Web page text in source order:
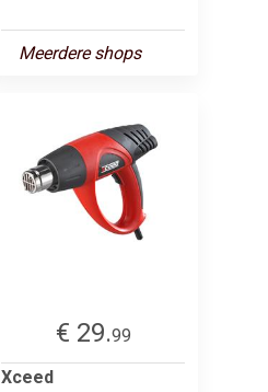
Meerdere shops
€ 29.99
Xceed